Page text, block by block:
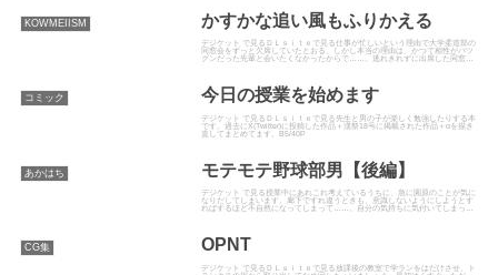
KOWMEIISM かすかな追い風もふりかえる
デジケット で見るＤＬｓｉｔｅで見る仕事が忙しいという理由で大学柔道部の
同窓会をずっと欠席していたとおる。しかし本当の理由は、かつて相性がバツ
グンだった先輩と会いたくなかったからで……。逃れきれずに出席した同窓会
コミック 今日の授業を始めます
デジケット で見るＤＬｓｉｔｅで見る先生と男の子が楽しく勉強したりする本
です。過去にX(Twitter)に投稿した作品＋漢祭18号に掲載された作品＋αを描き
直してまとめてます。B5/40P
あかはち モテモテ野球部男【後編】
デジケット で見る授業中にあれこれ考えているうちに、急に園原のことが気に
なりだしてしまいます。廊下ですれ違うときも、意識しないようにしようとす
ればするほど不自然になってしまって……。自分の気持ちに気付いてしまった
CG集 OPNT
デジケット で見るＤＬｓｉｔｅで見る放課後の教室で学ランをはだけさせ、ト